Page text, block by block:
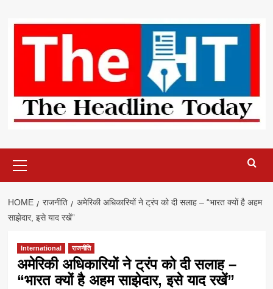
content
Menu
HOME राजनीति
अमेरिकी अधिकारियों ने ट्रंप को दी सलाह – “भारत क्यों है अहम
साझेदार, इसे याद रखें”
International राजनीति
अमेरिकी अधिकारियों ने ट्रंप को दी सलाह –
“भारत क्यों है अहम साझेदार, इसे याद रखें”